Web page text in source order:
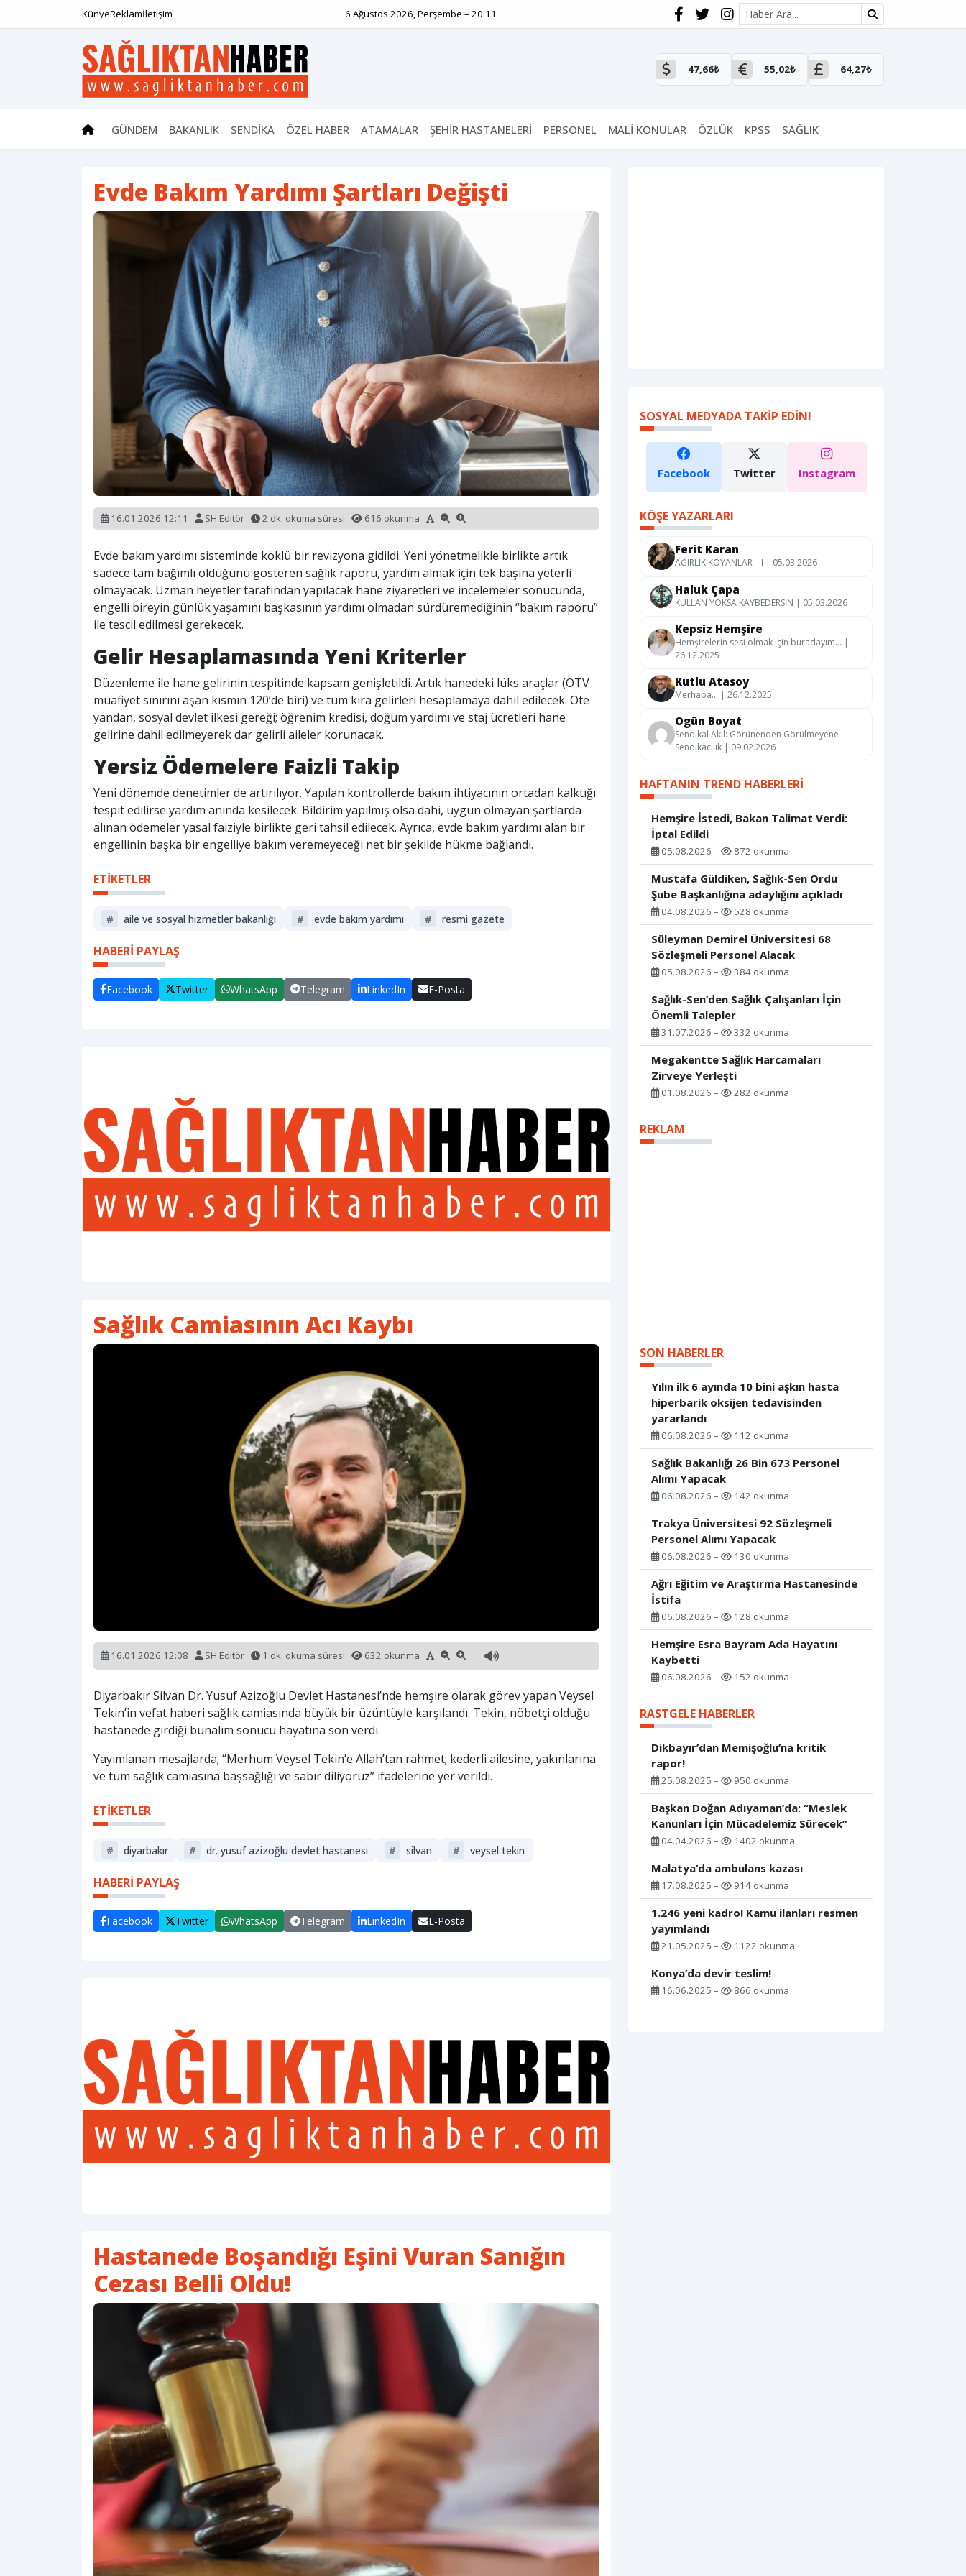
KünyeReklamİletişim 6 Ağustos 2026, Perşembe – 20:11 Site içi arama
47,66₺ 55,02₺ 64,27₺
GÜNDEM BAKANLIK SENDİKA ÖZEL HABER ATAMALAR ŞEHİR HASTANELERİ PERSONEL MALİ KONULAR ÖZLÜK KPSS SAĞLIK
Evde Bakım Yardımı Şartları Değişti
16.01.2026 12:11 SH Editör 2 dk. okuma süresi 616 okunma
Evde bakım yardımı sisteminde köklü bir revizyona gidildi. Yeni yönetmelikle birlikte artık
sadece tam bağımlı olduğunu gösteren sağlık raporu, yardım almak için tek başına yeterli
olmayacak. Uzman heyetler tarafından yapılacak hane ziyaretleri ve incelemeler sonucunda,
engelli bireyin günlük yaşamını başkasının yardımı olmadan sürdüremediğinin “bakım raporu”
ile tescil edilmesi gerekecek.
Gelir Hesaplamasında Yeni Kriterler
Düzenleme ile hane gelirinin tespitinde kapsam genişletildi. Artık hanedeki lüks araçlar (ÖTV
muafiyet sınırını aşan kısmın 120’de biri) ve tüm kira gelirleri hesaplamaya dahil edilecek. Öte
yandan, sosyal devlet ilkesi gereği; öğrenim kredisi, doğum yardımı ve staj ücretleri hane
gelirine dahil edilmeyerek dar gelirli aileler korunacak.
Yersiz Ödemelere Faizli Takip
Yeni dönemde denetimler de artırılıyor. Yapılan kontrollerde bakım ihtiyacının ortadan kalktığı
tespit edilirse yardım anında kesilecek. Bildirim yapılmış olsa dahi, uygun olmayan şartlarda
alınan ödemeler yasal faiziyle birlikte geri tahsil edilecek. Ayrıca, evde bakım yardımı alan bir
engellinin başka bir engelliye bakım veremeyeceği net bir şekilde hükme bağlandı.
ETİKETLER
# aile ve sosyal hizmetler bakanlığı # evde bakım yardımı # resmi gazete
HABERİ PAYLAŞ
Facebook Twitter WhatsApp Telegram LinkedIn E-Posta
Sağlık Camiasının Acı Kaybı
16.01.2026 12:08 SH Editör 1 dk. okuma süresi 632 okunma
Diyarbakır Silvan Dr. Yusuf Azizoğlu Devlet Hastanesi’nde hemşire olarak görev yapan Veysel
Tekin’in vefat haberi sağlık camiasında büyük bir üzüntüyle karşılandı. Tekin, nöbetçi olduğu
hastanede girdiği bunalım sonucu hayatına son verdi.
Yayımlanan mesajlarda; “Merhum Veysel Tekin’e Allah’tan rahmet; kederli ailesine, yakınlarına
ve tüm sağlık camiasına başsağlığı ve sabır diliyoruz” ifadelerine yer verildi.
ETİKETLER
# diyarbakır # dr. yusuf azizoğlu devlet hastanesi # silvan # veysel tekin
HABERİ PAYLAŞ
Facebook Twitter WhatsApp Telegram LinkedIn E-Posta
Hastanede Boşandığı Eşini Vuran Sanığın
Cezası Belli Oldu!
SOSYAL MEDYADA TAKIP EDIN!
Facebook Twitter Instagram
KÖŞE YAZARLARI
Ferit Karan
AĞIRLIK KOYANLAR – I | 05.03.2026
Haluk Çapa
KULLAN YOKSA KAYBEDERSİN | 05.03.2026
Kepsiz Hemşire
Hemşirelerin sesi olmak için buradayım… |
26.12.2025
Kutlu Atasoy
Merhaba… | 26.12.2025
Ogün Boyat
Sendikal Akıl: Görünenden Görülmeyene
Sendikacılık | 09.02.2026
HAFTANIN TREND HABERLERI
Hemşire İstedi, Bakan Talimat Verdi:
İptal Edildi
05.08.2026 – 872 okunma
Mustafa Güldiken, Sağlık-Sen Ordu
Şube Başkanlığına adaylığını açıkladı
04.08.2026 – 528 okunma
Süleyman Demirel Üniversitesi 68
Sözleşmeli Personel Alacak
05.08.2026 – 384 okunma
Sağlık-Sen’den Sağlık Çalışanları İçin
Önemli Talepler
31.07.2026 – 332 okunma
Megakentte Sağlık Harcamaları
Zirveye Yerleşti
01.08.2026 – 282 okunma
REKLAM
SON HABERLER
Yılın ilk 6 ayında 10 bini aşkın hasta
hiperbarik oksijen tedavisinden
yararlandı
06.08.2026 – 112 okunma
Sağlık Bakanlığı 26 Bin 673 Personel
Alımı Yapacak
06.08.2026 – 142 okunma
Trakya Üniversitesi 92 Sözleşmeli
Personel Alımı Yapacak
06.08.2026 – 130 okunma
Ağrı Eğitim ve Araştırma Hastanesinde
İstifa
06.08.2026 – 128 okunma
Hemşire Esra Bayram Ada Hayatını
Kaybetti
06.08.2026 – 152 okunma
RASTGELE HABERLER
Dikbayır’dan Memişoğlu’na kritik
rapor!
25.08.2025 – 950 okunma
Başkan Doğan Adıyaman’da: “Meslek
Kanunları İçin Mücadelemiz Sürecek”
04.04.2026 – 1402 okunma
Malatya’da ambulans kazası
17.08.2025 – 914 okunma
1.246 yeni kadro! Kamu ilanları resmen
yayımlandı
21.05.2025 – 1122 okunma
Konya’da devir teslim!
16.06.2025 – 866 okunma